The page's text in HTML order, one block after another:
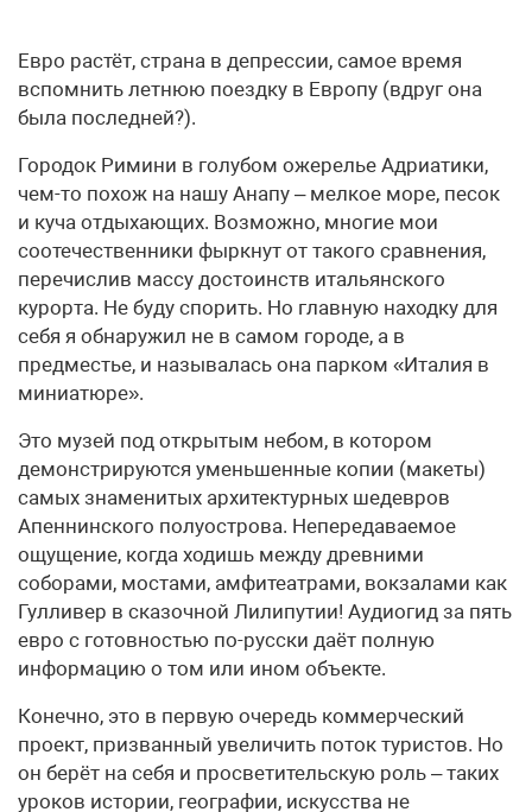
Евро растёт, страна в депрессии, самое время
вспомнить летнюю поездку в Европу (вдруг она
была последней?).
Городок Римини в голубом ожерелье Адриатики,
чем-то похож на нашу Анапу – мелкое море, песок
и куча отдыхающих. Возможно, многие мои
соотечественники фыркнут от такого сравнения,
перечислив массу достоинств итальянского
курорта. Не буду спорить. Но главную находку для
себя я обнаружил не в самом городе, а в
предместье, и называлась она парком «Италия в
миниатюре».
Это музей под открытым небом, в котором
демонстрируются уменьшенные копии (макеты)
самых знаменитых архитектурных шедевров
Апеннинского полуострова. Непередаваемое
ощущение, когда ходишь между древними
соборами, мостами, амфитеатрами, вокзалами как
Гулливер в сказочной Лилипутии! Аудиогид за пять
евро с готовностью по-русски даёт полную
информацию о том или ином объекте.
Конечно, это в первую очередь коммерческий
проект, призванный увеличить поток туристов. Но
он берёт на себя и просветительскую роль – таких
уроков истории, географии, искусства не